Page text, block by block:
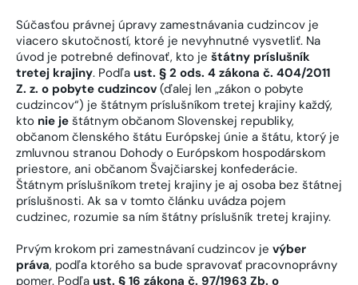
Súčasťou právnej úpravy zamestnávania cudzincov je
viacero skutočností, ktoré je nevyhnutné vysvetliť. Na
úvod je potrebné definovať, kto je štátny príslušník
tretej krajiny. Podľa ust. § 2 ods. 4 zákona č. 404/2011
Z. z. o pobyte cudzincov (ďalej len „zákon o pobyte
cudzincov“) je štátnym príslušníkom tretej krajiny každý,
kto nie je štátnym občanom Slovenskej republiky,
občanom členského štátu Európskej únie a štátu, ktorý je
zmluvnou stranou Dohody o Európskom hospodárskom
priestore, ani občanom Švajčiarskej konfederácie.
Štátnym príslušníkom tretej krajiny je aj osoba bez štátnej
príslušnosti. Ak sa v tomto článku uvádza pojem
cudzinec, rozumie sa ním štátny príslušník tretej krajiny.
Prvým krokom pri zamestnávaní cudzincov je výber
práva, podľa ktorého sa bude spravovať pracovnoprávny
pomer. Podľa ust. § 16 zákona č. 97/1963 Zb. o